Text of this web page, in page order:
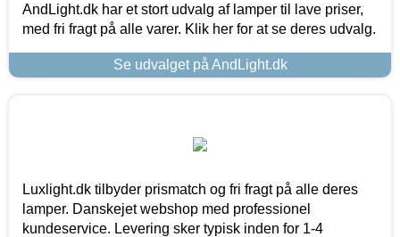
AndLight.dk har et stort udvalg af lamper til lave priser,
med fri fragt på alle varer. Klik her for at se deres udvalg.
Se udvalget på AndLight.dk
Luxlight.dk tilbyder prismatch og fri fragt på alle deres
lamper. Danskejet webshop med professionel
kundeservice. Levering sker typisk inden for 1-4